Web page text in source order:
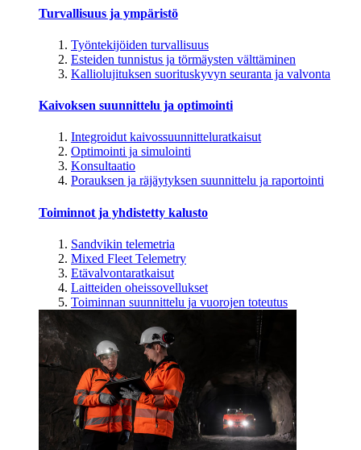
Turvallisuus ja ympäristö
Työntekijöiden turvallisuus
Esteiden tunnistus ja törmäysten välttäminen
Kalliolujituksen suorituskyvyn seuranta ja valvonta
Kaivoksen suunnittelu ja optimointi
Integroidut kaivossuunnitteluratkaisut
Optimointi ja simulointi
Konsultaatio
Porauksen ja räjäytyksen suunnittelu ja raportointi
Toiminnot ja yhdistetty kalusto
Sandvikin telemetria
Mixed Fleet Telemetry
Etävalvontaratkaisut
Laitteiden oheissovellukset
Toiminnan suunnittelu ja vuorojen toteutus